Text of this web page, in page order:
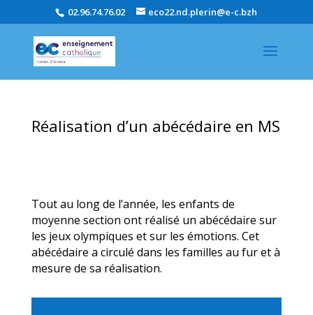
02.96.74.76.02 eco22.nd.plerin@e-c.bzh
Réalisation d’un abécédaire en MS
Tout au long de l’année, les enfants de
moyenne section ont réalisé un abécédaire sur
les jeux olympiques et sur les émotions. Cet
abécédaire a circulé dans les familles au fur et à
mesure de sa réalisation.